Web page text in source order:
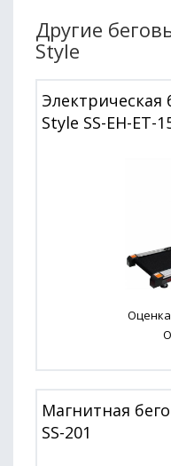
Другие
Style
Электрическая
Style SS-EH-ET-
Магнитная
SS-201